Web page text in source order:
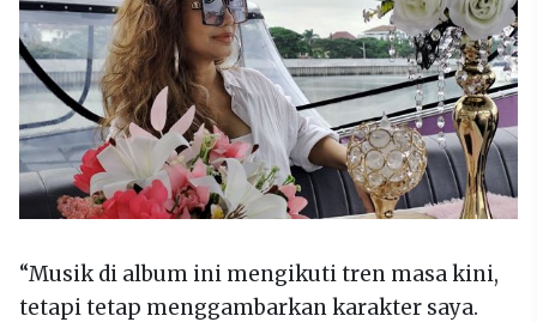
“Musik di album ini mengikuti tren masa kini,
tetapi tetap menggambarkan karakter saya.